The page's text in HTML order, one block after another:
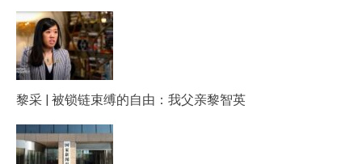
黎采 | 被锁链束缚的自由：我父亲黎智英